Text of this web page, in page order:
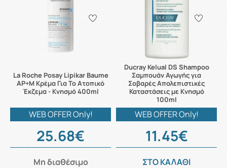
La Roche Posay Lipikar Baume
AP+M Κρέμα Για Το Ατοπικό
Έκζεμα - Κνησμό 400ml
WEB OFFER Only!
25.68€
Μη διαθέσιμο
Ducray Kelual DS Shampoo
Σαμπουάν Αγωγής για
Σοβαρές Απολεπιστικές
Καταστάσεις με Κνησμό
100ml
WEB OFFER Only!
11.45€
ΣΤΟ ΚΑΛΑΘΙ